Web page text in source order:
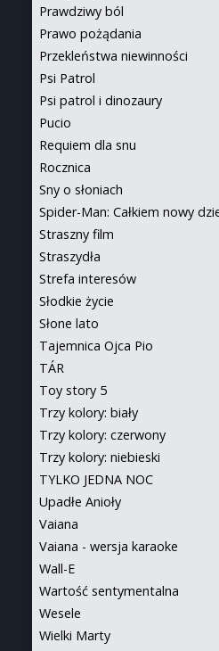
Prawdziwy ból
Prawo pożądania
Przekleństwa niewinności
Psi Patrol
Psi patrol i dinozaury
Pucio
Requiem dla snu
Rocznica
Sny o słoniach
Spider-Man: Całkiem nowy
Straszny film
Straszydła
Strefa interesów
Słodkie życie
Słone lato
Tajemnica Ojca Pio
TÁR
Toy story 5
Trzy kolory: biały
Trzy kolory: czerwony
Trzy kolory: niebieski
TYLKO JEDNA NOC
Upadłe Anioły
Vaiana
Vaiana - wersja karaoke
Wall-E
Wartość sentymentalna
Wesele
Wielki Marty